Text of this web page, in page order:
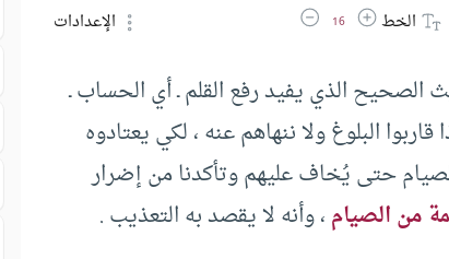
الخطزيادة حجم الخط
16 تقليل حجم الخط الإعدادات
الصحيح الذي يفيد رفع القلم ـ أي الحساب ـ
البلوغ ولا ننهاهم عنه ، لكي يعتادوه
حتى يُخاف عليهم وتأكدنا من إضرار
من الصيام، وأنه لا يقصد به التعذيب .